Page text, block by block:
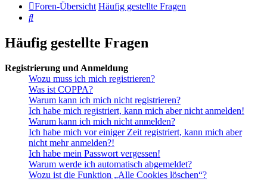
Foren-Übersicht Häufig gestellte Fragen
Suche
Häufig gestellte Fragen
Registrierung und Anmeldung
Wozu muss ich mich registrieren?
Was ist COPPA?
Warum kann ich mich nicht registrieren?
Ich habe mich registriert, kann mich aber nicht anmelden!
Warum kann ich mich nicht anmelden?
Ich habe mich vor einiger Zeit registriert, kann mich aber
nicht mehr anmelden?!
Ich habe mein Passwort vergessen!
Warum werde ich automatisch abgemeldet?
Wozu ist die Funktion „Alle Cookies löschen“?